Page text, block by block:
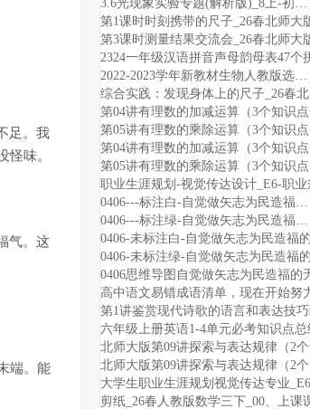
足。我
怪味。
气。这
端。能
3.6光现象实验专题(解析版)_8上-初…
第1课时时刻携带的尺子_26春北师
第3课时测量结果交流会_26春北师
2324一年级汉语拼音声母韵母表47
2022-2023学年新教材生物人教版选…
综合实践：发现身体上的尺子_26春
第04讲有理数的加减运算（3个知识
第05讲有理数的乘除运算（3个知识
第04讲有理数的加减运算（3个知识
第05讲有理数的乘除运算（3个知识
职业生涯规划-视觉传达设计_E6-职
0406---标注白-自觉做矢志为民造福…
0406---标注绿-自觉做矢志为民造福…
0406-未标注白-自觉做矢志为民造福
0406-未标注绿-自觉做矢志为民造福
0406思维导图自觉做矢志为民造福
高中语文易错成语清单，现在开始
第1讲鉴赏现代诗歌的语言和表达技
六年级上册英语1-4单元必考知识点
北师大版第09讲探索与表达规律（2
北师大版第09讲探索与表达规律（2
大学生职业生涯规划视觉传达专业
剪纸_26春人教版数学三下_00、上